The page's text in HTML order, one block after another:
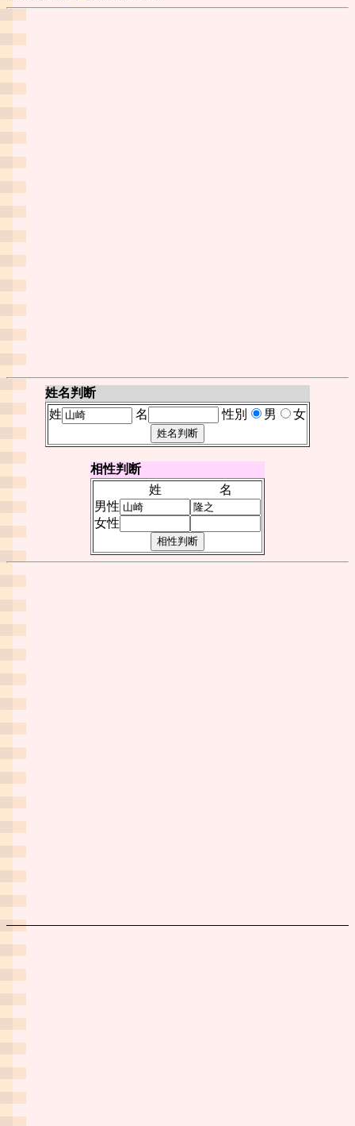
姓名判断
姓
名 性別 男 女
相性判断
姓
名
男性
女性